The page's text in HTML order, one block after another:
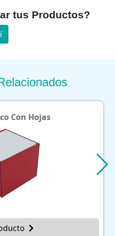
tus Productos?
Con Hojas